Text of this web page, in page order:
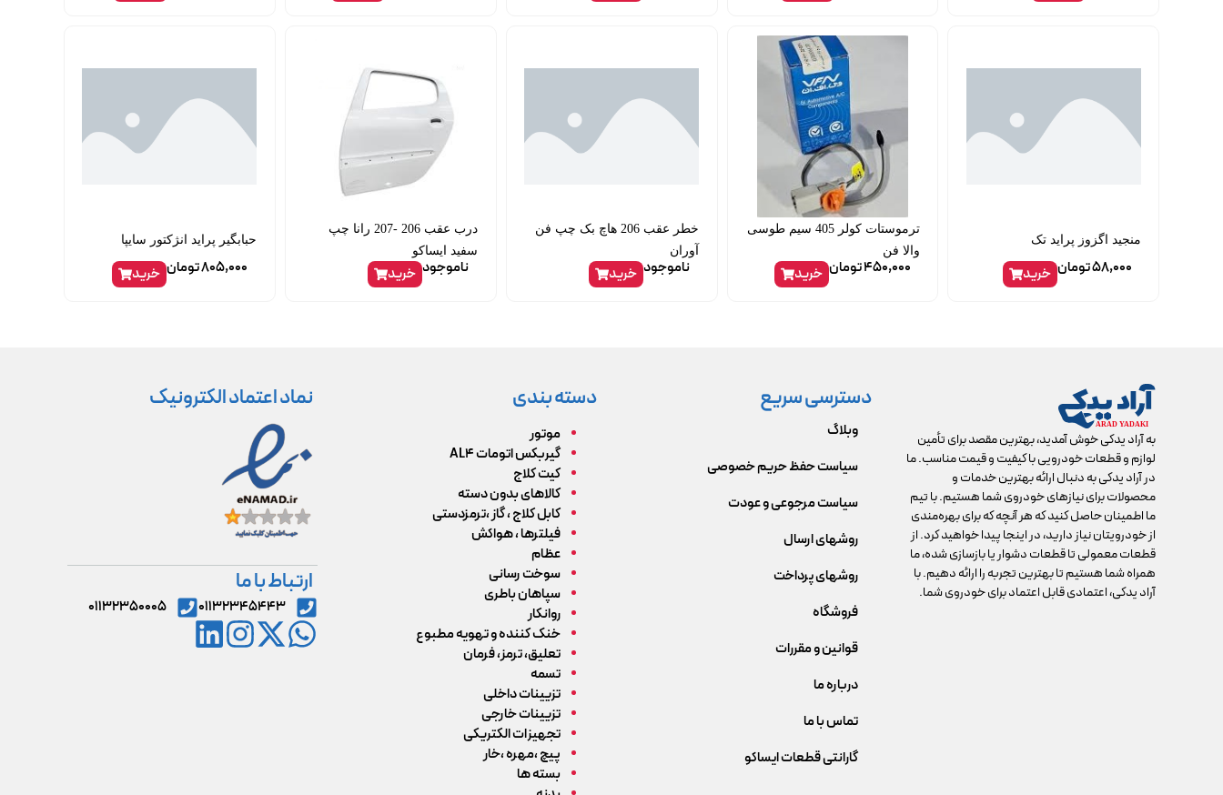
منجید اگزوز پراید تک
58,000تومان خرید
ترموستات کولر 405 سیم طوسی
والا فن
450,000تومان خرید
خطر عقب 206 هاچ بک چپ فن
آوران
ناموجود خرید
درب عقب 206 -207 رانا چپ
سفید ایساکو
ناموجود خرید
حبابگیر پراید انژکتور سایپا
805,000تومان خرید
به آراد یدکی خوش آمدید، بهترین مقصد برای تأمین
لوازم و قطعات خودرویی با کیفیت و قیمت مناسب. ما
در آراد یدکی به دنبال ارائه بهترین خدمات و
محصولات برای نیازهای خودروی شما هستیم. با تیم
ما اطمینان حاصل کنید که هر آنچه که برای بهره‌مندی
از خودرویتان نیاز دارید، در اینجا پیدا خواهید کرد. از
قطعات معمولی تا قطعات دشوار یا بازسازی شده، ما
همراه شما هستیم تا بهترین تجربه را ارائه دهیم. با
آراد یدکی، اعتمادی قابل اعتماد برای خودروی شما.
دسترسی سریع
وبلاگ
سیاست حفظ حریم خصوصی
سیاست مرجوعی و عودت
روشهای ارسال
روشهای پرداخت
فروشگاه
قوانین و مقررات
درباره ما
تماس با ما
گارانتی قطعات ایساکو
دسته بندی
موتور
گیربکس اتومات AL4
کیت کلاج
کالاهای بدون دسته
کابل کلاج ، گاز ،ترمزدستی
فیلترها ، هواکش
عظام
سوخت رسانی
سپاهان باطری
روانکار
خنک کننده و تهویه مطبوع
تعلیق، ترمز، فرمان
تسمه
تزیینات داخلی
تزیینات خارجی
تجهیزات الکتریکی
پیچ ،مهره ،خار
بسته ها
نماد اعتماد الکترونیک
ارتباط با ما
۰۱۱۳۲۳۴۵۴۴۳ ۰۱۱۳۲۳۵۰۰۰۵